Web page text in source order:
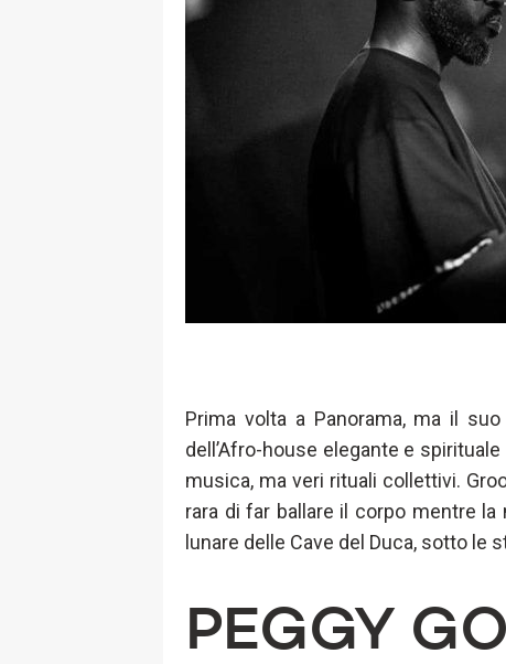
Prima volta a Panorama, ma il
dell’Afro-house elegante e
musica, ma veri rituali collettivi.
rara di far ballare il corpo mentre
lunare delle Cave del Duca, sotto le
PEGGY